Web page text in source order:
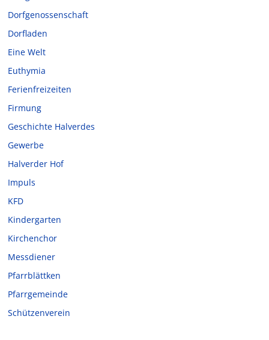
Dorfgenossenschaft
Dorfladen
Eine Welt
Euthymia
Ferienfreizeiten
Firmung
Geschichte Halverdes
Gewerbe
Halverder Hof
Impuls
KFD
Kindergarten
Kirchenchor
Messdiener
Pfarrblättken
Pfarrgemeinde
Schützenverein